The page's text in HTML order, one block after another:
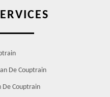
De Couptrain
De Couptrain